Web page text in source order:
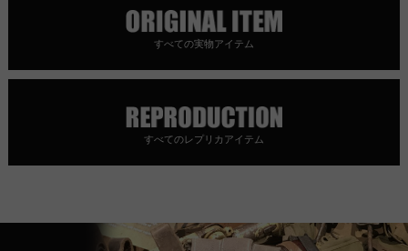
すべての実物アイテム
すべてのレプリカアイテム